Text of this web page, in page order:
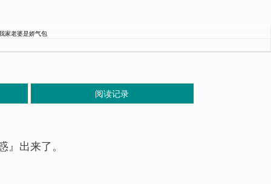
家老婆是娇气包
阅读记录
出来了。